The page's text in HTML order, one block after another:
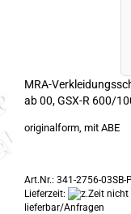
MRA-
ab 00, GSX-R 600/
originalform, mit ABE
Art.Nr.: 341-2756-03SB-
Lieferzeit:
lieferbar/Anfragen